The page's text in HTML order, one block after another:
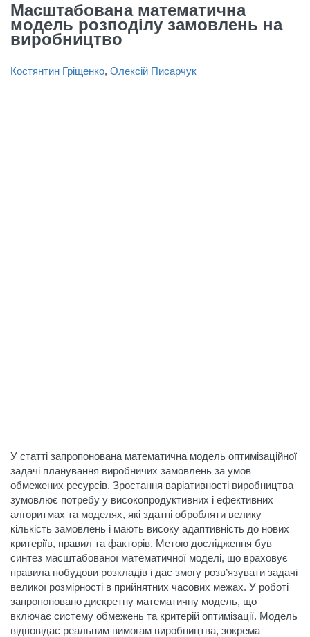
Масштабована математична
модель розподілу замовлень на
виробництво
Костянтин Гріщенко, Олексій Писарчук
У статті запропонована математична модель оптимізаційної
задачі планування виробничих замовлень за умов
обмежених ресурсів. Зростання варіативності виробництва
зумовлює потребу у високопродуктивних і ефективних
алгоритмах та моделях, які здатні обробляти велику
кількість замовлень і мають високу адаптивність до нових
критеріїв, правил та факторів. Метою дослідження був
синтез масштабованої математичної моделі, що враховує
правила побудови розкладів і дає змогу розв’язувати задачі
великої розмірності в прийнятних часових межах. У роботі
запропоновано дискретну математичну модель, що
включає систему обмежень та критерій оптимізації. Модель
відповідає реальним вимогам виробництва, зокрема